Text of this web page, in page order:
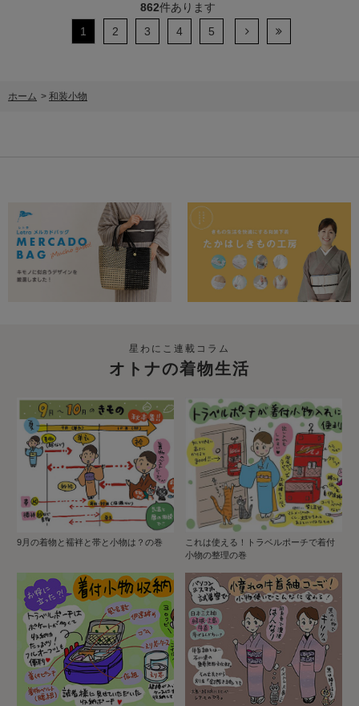
862件あります
1
2 3 4 5
ホーム > 和装小物
星わにこ連載コラム
オトナの着物生活
9月の着物と襦袢と帯と小物は？の巻
これは使える！トラベルポーチで着付
小物の整理の巻